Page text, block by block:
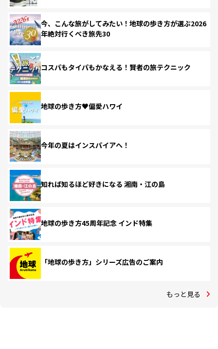
今、こんな旅がしてみたい！地球の歩き方が選ぶ2026
年絶対行くべき旅先30
コスパもタイパもかなえる！賢者の旅テクニック
地球の歩き方♥偏愛ハワイ
今年の夏はインスパイアへ！
知れば知るほど好きになる 湘南・江の島
地球の歩き方45周年記念 インド特集
「地球の歩き方」シリーズ広告のご案内
もっと見る